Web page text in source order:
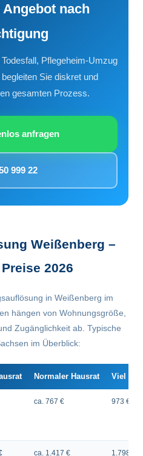
nach
Pflegeheim-Umzug
Sie diskret und
gesamten Prozess.
anfragen
999 22
Weißenberg –
2026
in Weißenberg im
hängen von Wohnungsgröße,
Zugänglichkeit ab. Typische
im Überblick:
Normaler Hausrat Viel
ca. 767 € 973 €
ca. 1.417 € 1.798 €